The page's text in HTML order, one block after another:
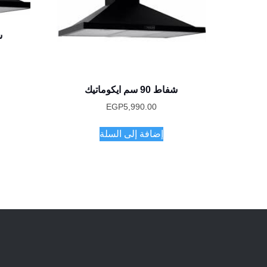
شفاط 90 سم ايكوماتيك
EGP5,990.00
إضافة إلى السلة